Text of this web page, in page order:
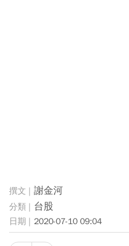
謝金河
台股
2020-07-10 09:04